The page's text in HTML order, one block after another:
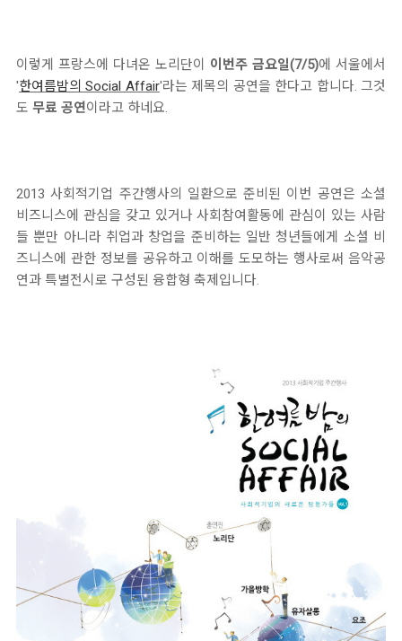
이렇게 프랑스에 다녀온 노리단이 이번주 금요일(7/5)에 서울에서
'한여름밤의 Social Affair'라는 제목의 공연을 한다고 합니다. 그것
도 무료 공연이라고 하네요.
2013 사회적기업 주간행사의 일환으로 준비된 이번 공연은 소셜
비즈니스에 관심을 갖고 있거나 사회참여활동에 관심이 있는 사람
들 뿐만 아니라 취업과 창업을 준비하는 일반 청년들에게 소셜 비
즈니스에 관한 정보를 공유하고 이해를 도모하는 행사로써 음악공
연과 특별전시로 구성된 융합형 축제입니다.